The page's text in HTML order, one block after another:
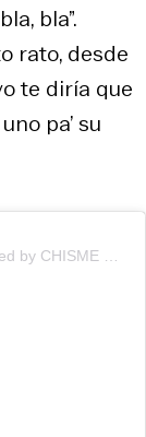
bla”.
rato, desde
te diría que
pa’ su